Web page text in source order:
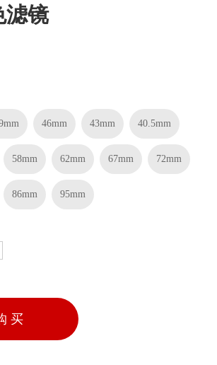
滤镜
46mm 43mm 40.5mm
58mm 62mm 67mm 72mm
86mm 95mm
买